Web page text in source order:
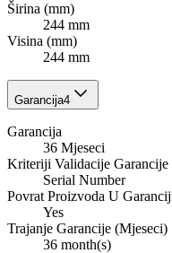
Širina (mm)
244 mm
Visina (mm)
244 mm
Garancija4
Garancija
36 Mjeseci
Kriteriji Validacije Garancije
Serial Number
Povrat Proizvoda U
Yes
Trajanje Garancije (Mjeseci)
36 month(s)